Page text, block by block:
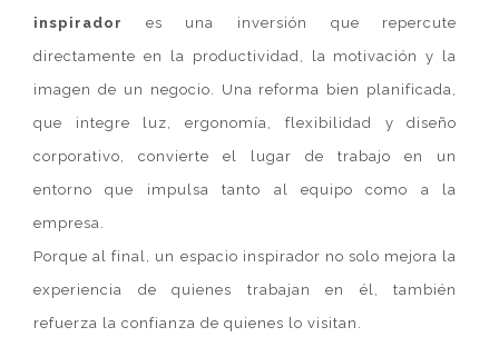
inspirador
es una inversión que repercute
directamente en la productividad, la motivación y la
imagen de un negocio. Una reforma bien planificada,
que integre luz, ergonomía, flexibilidad y diseño
corporativo, convierte el lugar de trabajo en un
entorno que impulsa tanto al equipo como a la
empresa.
Porque al final, un espacio inspirador no solo mejora la
experiencia de quienes trabajan en él, también
refuerza la confianza de quienes lo visitan.